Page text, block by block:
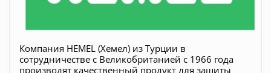
Компания HEMEL (Хемел) из Турции в
сотрудничестве с Великобританией с 1966 года
производят качественный продукт для защиты